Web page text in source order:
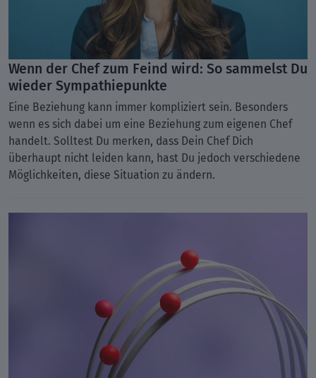
Wenn der Chef zum Feind wird: So sammelst Du
wieder Sympathiepunkte
Eine Beziehung kann immer kompliziert sein. Besonders
wenn es sich dabei um eine Beziehung zum eigenen Chef
handelt. Solltest Du merken, dass Dein Chef Dich
überhaupt nicht leiden kann, hast Du jedoch verschiedene
Möglichkeiten, diese Situation zu ändern.